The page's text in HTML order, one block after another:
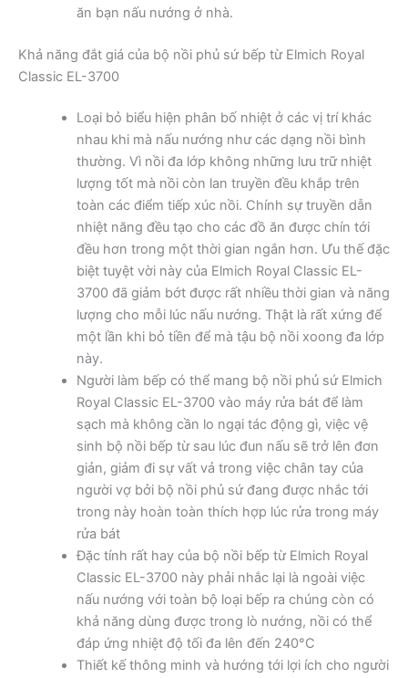
ăn bạn nấu nướng ở nhà.
Khả năng đắt giá của bộ nồi phủ sứ bếp từ Elmich Royal
Classic EL-3700
Loại bỏ biểu hiện phân bố nhiệt ở các vị trí khác
nhau khi mà nấu nướng như các dạng nồi bình
thường. Vì nồi đa lớp không những lưu trữ nhiệt
lượng tốt mà nồi còn lan truyền đều khắp trên
toàn các điểm tiếp xúc nồi. Chính sự truyền dẫn
nhiệt năng đều tạo cho các đồ ăn được chín tới
đều hơn trong một thời gian ngắn hơn. Ưu thế đặc
biệt tuyệt vời này của Elmich Royal Classic EL-
3700 đã giảm bớt được rất nhiều thời gian và năng
lượng cho mỗi lúc nấu nướng. Thật là rất xứng để
một lần khi bỏ tiền để mà tậu bộ nồi xoong đa lớp
này.
Người làm bếp có thể mang bộ nồi phủ sứ Elmich
Royal Classic EL-3700 vào máy rửa bát để làm
sạch mà không cần lo ngại tác động gì, việc vệ
sinh bộ nồi bếp từ sau lúc đun nấu sẽ trở lên đơn
giản, giảm đi sự vất vả trong việc chân tay của
người vợ bởi bộ nồi phủ sứ đang được nhắc tới
trong này hoàn toàn thích hợp lúc rửa trong máy
rửa bát
Đặc tính rất hay của bộ nồi bếp từ Elmich Royal
Classic EL-3700 này phải nhắc lại là ngoài việc
nấu nướng với toàn bộ loại bếp ra chúng còn có
khả năng dùng được trong lò nướng, nồi có thể
đáp ứng nhiệt độ tối đa lên đến 240°C
Thiết kế thông minh và hướng tới lợi ích cho người